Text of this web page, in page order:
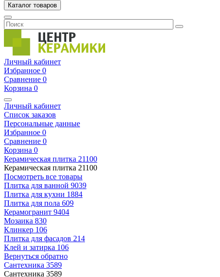
Каталог товаров
Личный кабинет
Избранное 0
Сравнение 0
Корзина 0
Личный кабинет
Список заказов
Персональные данные
Избранное 0
Сравнение 0
Корзина 0
Керамическая плитка 21100
Керамическая плитка 21100
Посмотреть все товары
Плитка для ванной 9039
Плитка для кухни 1884
Плитка для пола 609
Керамогранит 9404
Мозаика 830
Клинкер 106
Плитка для фасадов 214
Клей и затирка 106
Вернуться обратно
Сантехника 3589
Сантехника 3589